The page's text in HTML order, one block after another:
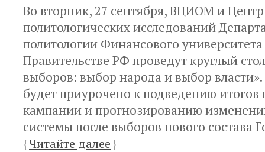
Во вторник, 27 сентября, ВЦИОМ и Центр
политологических исследований
политологии Финансового
Правительстве РФ проведут круглый
выборов: выбор народа и выбор
будет приурочено к подведению итогов
кампании и прогнозированию
системы после выборов нового состава
{Читайте далее}